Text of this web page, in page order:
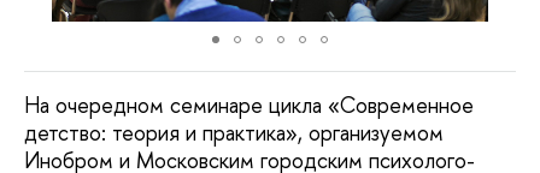
На очередном семинаре цикла «Современное
детство: теория и практика», организуемом
Инобром и Московским городским психолого-